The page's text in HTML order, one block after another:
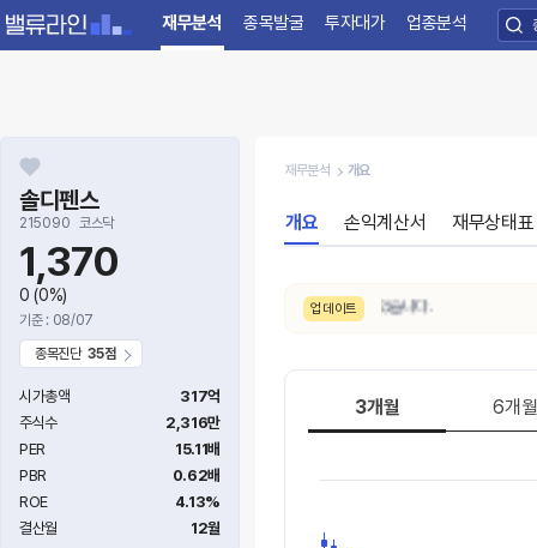
재무분석 종목발굴 투자대가 업종분석
솔디펜스
215090 코스닥
1,370
0 (0%)
기준 : 08/07
종목진단35점
시가총액
317억
주식수
2,316만
PER
15.11배
PBR
0.62배
ROE
4.13%
결산월
12월
재무분석 개요
개요 손익계산서 재무상태표
업데이트
으로 변동되었습니다.
3개월 6개월